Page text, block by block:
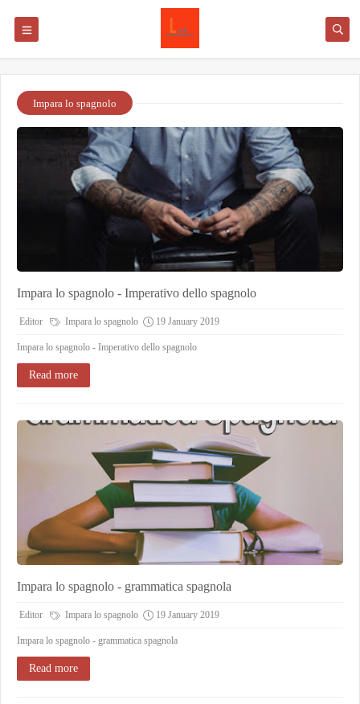
Impara lo spagnolo
Impara lo spagnolo - Imperativo dello spagnolo
Editor Impara lo spagnolo 19 January 2019
Impara lo spagnolo - Imperativo dello spagnolo
Read more
Impara lo spagnolo - grammatica spagnola
Editor Impara lo spagnolo 19 January 2019
Impara lo spagnolo - grammatica spagnola
Read more